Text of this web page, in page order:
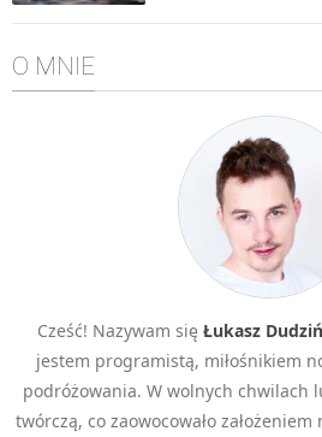
C++
Elementarz Java
Pascal
WEB
.htaccess
HTML 5
CSS 3
JavaScript
Django
O MNIE
Cześć! Nazywam się Łukasz
jestem programistą, miłośnikiem
podróżowania. W wolnych chwilach
twórczą, co zaowocowało